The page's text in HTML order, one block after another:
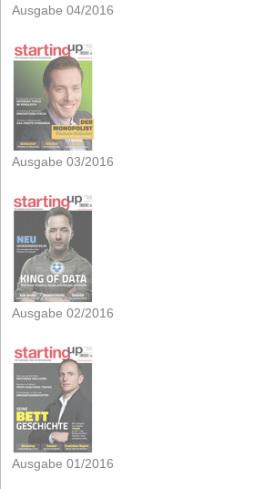
Ausgabe 04/2016
Ausgabe 03/2016
Ausgabe 02/2016
Ausgabe 01/2016